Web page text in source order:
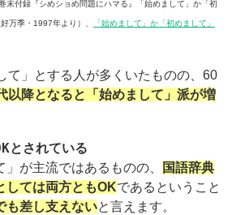
末付録『シめショめ問題にハマる』「始めまして」か「初
万季・1997年より）、 「始めまして」か「初めまして」
て」とする人が多くいたものの、60
以降となると「始めまして」派が増
とされている
が主流ではあるものの、
国語辞典
しては両方ともOKであるということ
も差し支えないと言えます。